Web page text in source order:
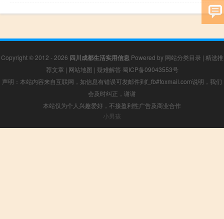
Copyright © 2012 - 2026 四川成都生活实用信息 Powered by 网站分类目录 | 精选推
荐文章 | 网站地图 | 疑难解答 蜀ICP备09043553号
声明：本站内容来自互联网，如信息有错误可发邮件到f_fb#foxmail.com说明，我们
会及时纠正，谢谢
本站仅为个人兴趣爱好，不接盈利性广告及商业合作
小男孩